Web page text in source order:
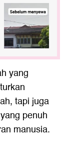
yang
tapi juga
penuh
manusia.